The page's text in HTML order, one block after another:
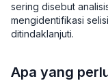
sering disebut
mengidentifikasi
ditindaklanjuti.
Apa yang